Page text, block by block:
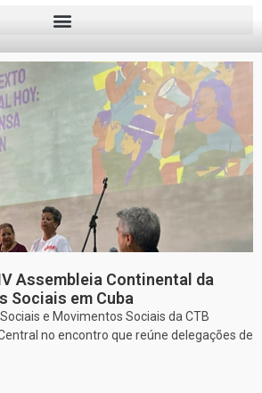
Assembleia Continental da
Sociais em Cuba
e Movimentos Sociais da CTB
no encontro que reúne delegações de